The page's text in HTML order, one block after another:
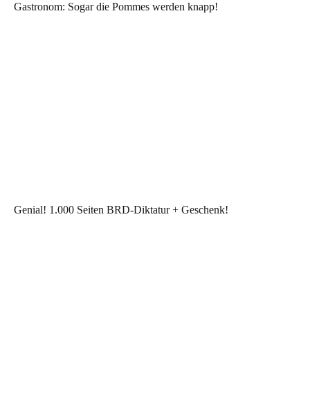
Gastronom: Sogar die Pommes werden knapp!
Genial! 1.000 Seiten BRD-Diktatur + Geschenk!